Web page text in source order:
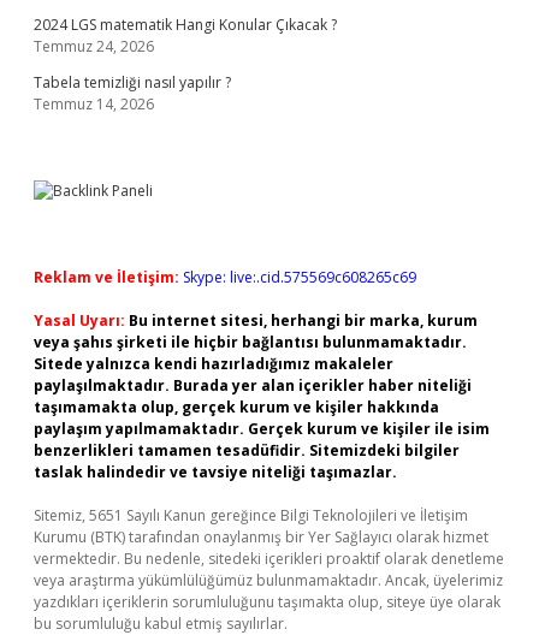
2024 LGS matematik Hangi Konular Çıkacak ?
Temmuz 24, 2026
Tabela temizliği nasıl yapılır ?
Temmuz 14, 2026
Reklam ve İletişim: Skype: live:.cid.575569c608265c69
Yasal Uyarı: Bu internet sitesi, herhangi bir marka, kurum
veya şahıs şirketi ile hiçbir bağlantısı bulunmamaktadır.
Sitede yalnızca kendi hazırladığımız makaleler
paylaşılmaktadır. Burada yer alan içerikler haber niteliği
taşımamakta olup, gerçek kurum ve kişiler hakkında
paylaşım yapılmamaktadır. Gerçek kurum ve kişiler ile isim
benzerlikleri tamamen tesadüfidir. Sitemizdeki bilgiler
taslak halindedir ve tavsiye niteliği taşımazlar.
Sitemiz, 5651 Sayılı Kanun gereğince Bilgi Teknolojileri ve İletişim
Kurumu (BTK) tarafından onaylanmış bir Yer Sağlayıcı olarak hizmet
vermektedir. Bu nedenle, sitedeki içerikleri proaktif olarak denetleme
veya araştırma yükümlülüğümüz bulunmamaktadır. Ancak, üyelerimiz
yazdıkları içeriklerin sorumluluğunu taşımakta olup, siteye üye olarak
bu sorumluluğu kabul etmiş sayılırlar.